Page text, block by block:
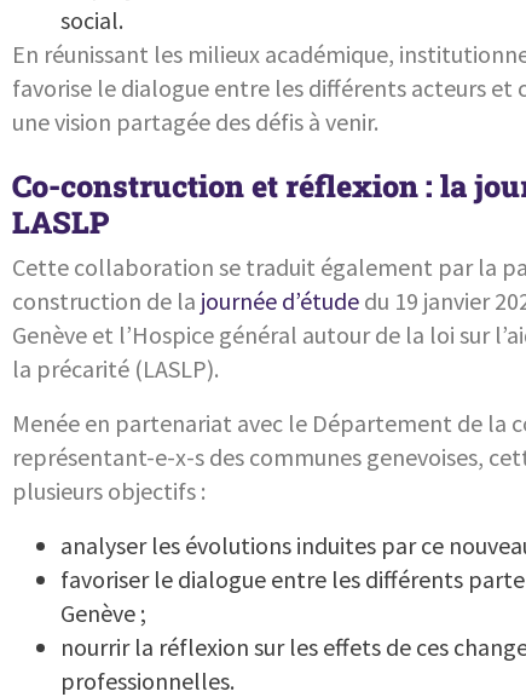
social.
En réunissant les milieux académique,
favorise le dialogue entre les différents acteurs et
une vision partagée des défis à venir.
Co-construction et réflexion : la
LASLP
Cette collaboration se traduit également par la
construction de la journée d’étude du 19 janvier
Genève et l’Hospice général autour de la loi sur
la précarité (LASLP).
Menée en partenariat avec le Département de la
représentant-e-x-s des communes genevoises,
plusieurs objectifs :
analyser les évolutions induites par ce
favoriser le dialogue entre les différents
Genève ;
nourrir la réflexion sur les effets de ces
professionnelles.